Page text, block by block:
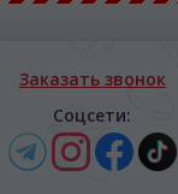
Заказать звонок
Соцсети: